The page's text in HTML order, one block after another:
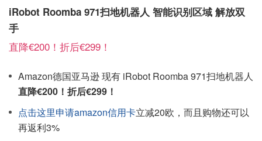
iRobot Roomba 971扫地机器人 智能识别区域 解放双
手
直降€200！折后€299！
Amazon德国亚马逊 现有 iRobot Roomba 971扫地机器人
直降€200！折后€299！
点击这里申请amazon信用卡立减20欧，而且购物还可以
再返利3%